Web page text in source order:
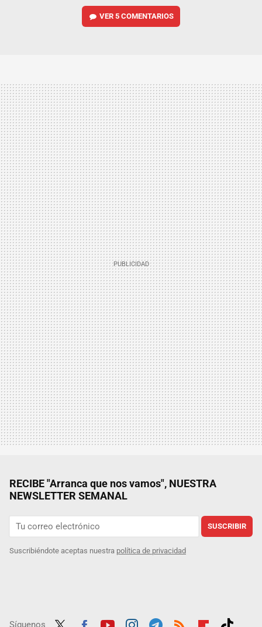
VER5 COMENTARIOS
RECIBE "Arranca que nos vamos", NUESTRA
NEWSLETTER SEMANAL
SUSCRIBIR
Suscribiéndote aceptas nuestra política de privacidad
Síguenos